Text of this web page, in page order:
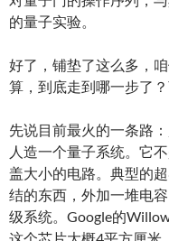
的量子实验。
好了，铺垫了这么多，
算，到底走到哪一步了
先说目前最火的一条路
人造一个量子系统。它
盖大小的电路。典型的
结的东西，外加一堆电
级系统。Google的